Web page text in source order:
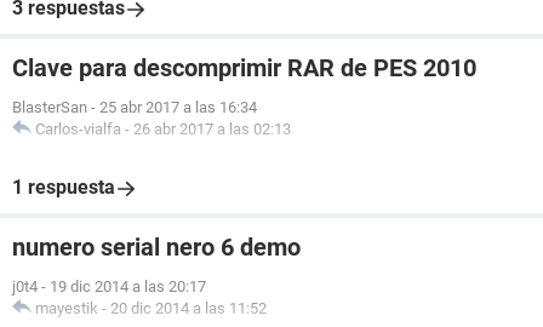
3 respuestas
Clave para descomprimir RAR de PES 2010
BlasterSan - 25 abr 2017 a las 16:34
Carlos-vialfa - 26 abr 2017 a las 02:13
1 respuesta
numero serial nero 6 demo
j0t4 - 19 dic 2014 a las 20:17
mayestik - 20 dic 2014 a las 11:52